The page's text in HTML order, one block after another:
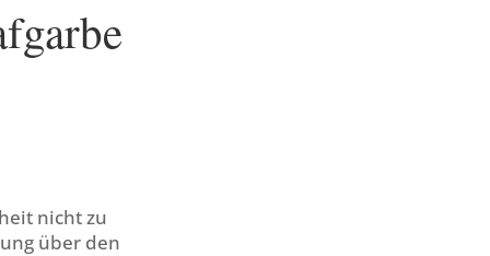
nicht zu
über den